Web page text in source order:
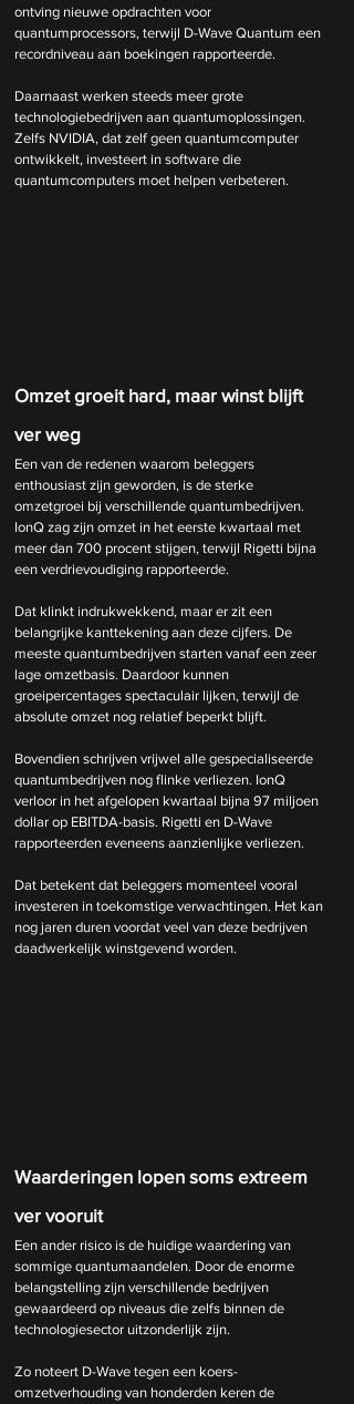
ontving nieuwe opdrachten voor
quantumprocessors, terwijl D-Wave Quantum een
recordniveau aan boekingen rapporteerde.
Daarnaast werken steeds meer grote
technologiebedrijven aan quantumoplossingen.
Zelfs NVIDIA, dat zelf geen quantumcomputer
ontwikkelt, investeert in software die
quantumcomputers moet helpen verbeteren.
Omzet groeit hard, maar winst blijft
ver weg
Een van de redenen waarom beleggers
enthousiast zijn geworden, is de sterke
omzetgroei bij verschillende quantumbedrijven.
IonQ zag zijn omzet in het eerste kwartaal met
meer dan 700 procent stijgen, terwijl Rigetti bijna
een verdrievoudiging rapporteerde.
Dat klinkt indrukwekkend, maar er zit een
belangrijke kanttekening aan deze cijfers. De
meeste quantumbedrijven starten vanaf een zeer
lage omzetbasis. Daardoor kunnen
groeipercentages spectaculair lijken, terwijl de
absolute omzet nog relatief beperkt blijft.
Bovendien schrijven vrijwel alle gespecialiseerde
quantumbedrijven nog flinke verliezen. IonQ
verloor in het afgelopen kwartaal bijna 97 miljoen
dollar op EBITDA-basis. Rigetti en D-Wave
rapporteerden eveneens aanzienlijke verliezen.
Dat betekent dat beleggers momenteel vooral
investeren in toekomstige verwachtingen. Het kan
nog jaren duren voordat veel van deze bedrijven
daadwerkelijk winstgevend worden.
Waarderingen lopen soms extreem
ver vooruit
Een ander risico is de huidige waardering van
sommige quantumaandelen. Door de enorme
belangstelling zijn verschillende bedrijven
gewaardeerd op niveaus die zelfs binnen de
technologiesector uitzonderlijk zijn.
Zo noteert D-Wave tegen een koers-
omzetverhouding van honderden keren de